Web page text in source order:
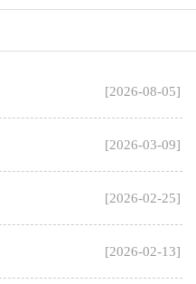
[2026-08-05]
[2026-03-09]
[2026-02-25]
[2026-02-13]